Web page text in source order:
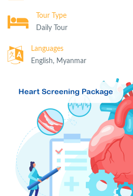
Tour Type
Daily Tour
Languages
English, Myanmar